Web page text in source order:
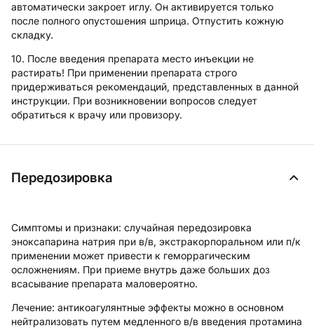
автоматически закроет иглу. Он активируется только
после полного опустошения шприца. Отпустить кожную
складку.
10. После введения препарата место инъекции не
растирать! При применении препарата строго
придерживаться рекомендаций, представленных в данной
инструкции. При возникновении вопросов следует
обратиться к врачу или провизору.
Передозировка
Симптомы и признаки: случайная передозировка
эноксапарина натрия при в/в, экстракорпоральном или п/к
применении может привести к геморрагическим
осложнениям. При приеме внутрь даже больших доз
всасывание препарата маловероятно.
Лечение: антикоагулянтные эффекты можно в основном
нейтрализовать путем медленного в/в введения протамина